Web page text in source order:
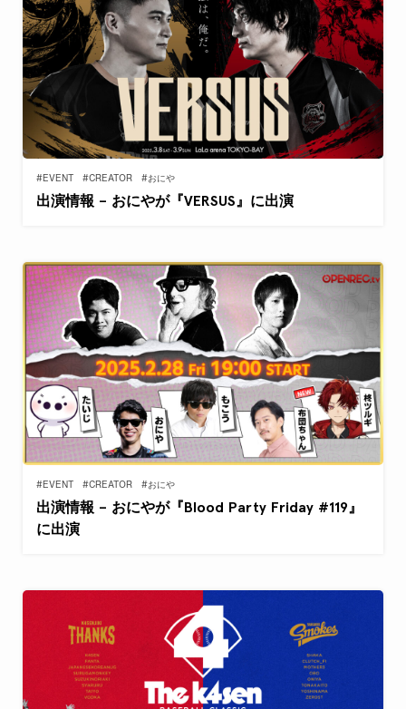
#EVENT #CREATOR #おにや
出演情報 – おにやが『VERSUS』に出演
#EVENT #CREATOR #おにや
出演情報 – おにやが『Blood Party Friday #119』
に出演